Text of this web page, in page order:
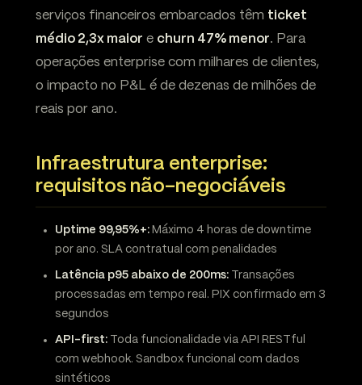
serviços financeiros embarcados têm ticket
médio 2,3x maior e churn 47% menor. Para
operações enterprise com milhares de clientes,
o impacto no P&L é de dezenas de milhões de
reais por ano.
Infraestrutura enterprise:
requisitos não-negociáveis
Uptime 99,95%+: Máximo 4 horas de downtime
por ano. SLA contratual com penalidades
Latência p95 abaixo de 200ms: Transações
processadas em tempo real. PIX confirmado em 3
segundos
API-first: Toda funcionalidade via API RESTful
com webhook. Sandbox funcional com dados
sintéticos